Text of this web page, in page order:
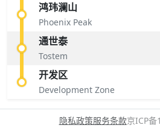
鸿玮澜山
Phoenix Peak
通世泰
Tostem
开发区
Development Zone
隐私政策服务条款京ICP备